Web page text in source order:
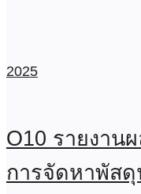
2025
O10 รายงาน
การจัดหาพัส